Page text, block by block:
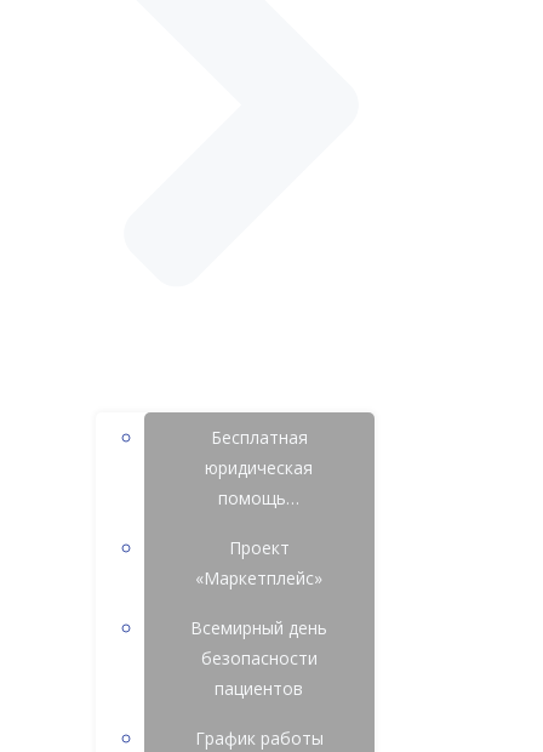
Бесплатная
юридическая
помощь…
Проект
«Маркетплейс»
Всемирный день
безопасности
пациентов
График работы